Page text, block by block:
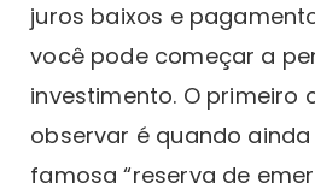
juros baixos e
você pode começar a
investimento. O primeiro
observar é quando
famosa “reserva de